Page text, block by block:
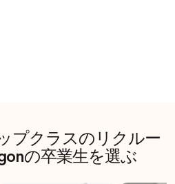
プクラスのリクルー
の卒業生を選ぶ